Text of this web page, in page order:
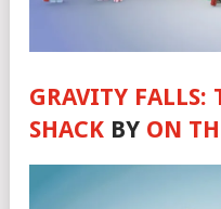
GRAVITY FALLS:
SHACK BY ON